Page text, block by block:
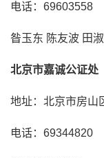
电话：69603558
昝玉东 陈友波 田
北京市嘉诚公证处
地址：北京市房山
电话：69344820